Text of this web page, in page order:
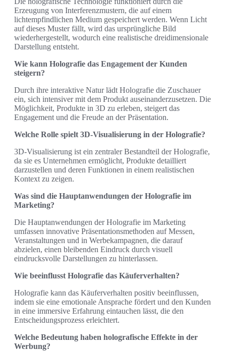
Erzeugung von Interferenzmustern, die auf einem
lichtempfindlichen Medium gespeichert werden. Wenn Licht
auf dieses Muster fällt, wird das ursprüngliche Bild
wiederhergestellt, wodurch eine realistische dreidimensionale
Darstellung entsteht.
Wie kann Holografie das Engagement der Kunden
steigern?
Durch ihre interaktive Natur lädt Holografie die Zuschauer
ein, sich intensiver mit dem Produkt auseinanderzusetzen. Die
Möglichkeit, Produkte in 3D zu erleben, steigert das
Engagement und die Freude an der Präsentation.
Welche Rolle spielt 3D-Visualisierung in der Holografie?
3D-Visualisierung ist ein zentraler Bestandteil der Holografie,
da sie es Unternehmen ermöglicht, Produkte detailliert
darzustellen und deren Funktionen in einem realistischen
Kontext zu zeigen.
Was sind die Hauptanwendungen der Holografie im
Marketing?
Die Hauptanwendungen der Holografie im Marketing
umfassen innovative Präsentationsmethoden auf Messen,
Veranstaltungen und in Werbekampagnen, die darauf
abzielen, einen bleibenden Eindruck durch visuell
eindrucksvolle Darstellungen zu hinterlassen.
Wie beeinflusst Holografie das Käuferverhalten?
Holografie kann das Käuferverhalten positiv beeinflussen,
indem sie eine emotionale Ansprache fördert und den Kunden
in eine immersive Erfahrung eintauchen lässt, die den
Entscheidungsprozess erleichtert.
Welche Bedeutung haben holografische Effekte in der
Werbung?